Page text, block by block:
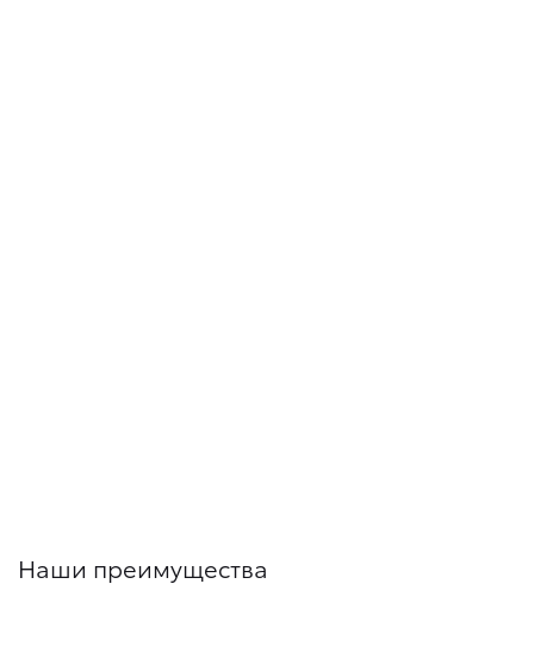
Наши преимущества